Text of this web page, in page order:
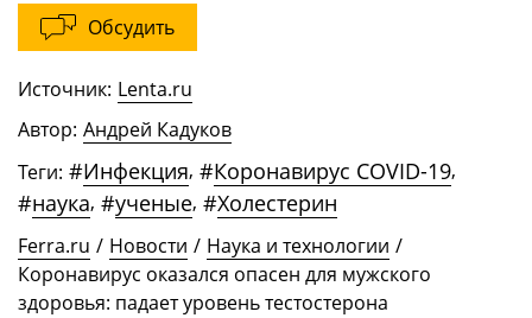
Обсудить
Источник: Lenta.ru
Автор: Андрей Кадуков
Теги: #Инфекция, #Коронавирус COVID-19,
#наука, #ученые, #Холестерин
Ferra.ru / Новости / Наука и технологии /
Коронавирус оказался опасен для мужского
здоровья: падает уровень тестостерона